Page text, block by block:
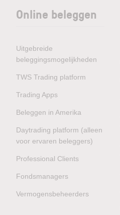
Online beleggen
Uitgebreide
beleggingsmogelijkheden
TWS Trading platform
Trading Apps
Beleggen in Amerika
Daytrading platform (alleen
voor ervaren beleggers)
Professional Clients
Fondsmanagers
Vermogensbeheerders